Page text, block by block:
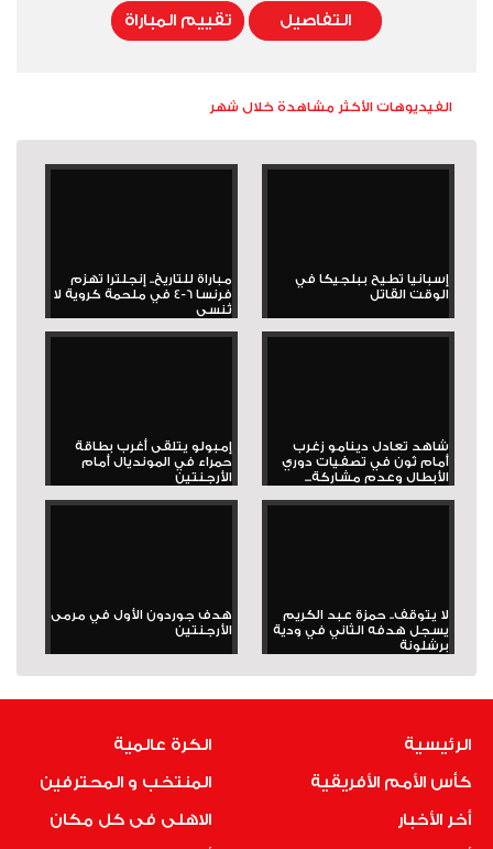
التفاصيل تقييم المباراة
الفيديوهات الأكثر مشاهدة خلال شهر
إسبانيا تطيح ببلجيكا في
الوقت القاتل
مباراة للتاريخ.. إنجلترا تهزم
فرنسا 6-4 في ملحمة كروية لا
تُنسى
شاهد تعادل دينامو زغرب
أمام ثون في تصفيات دوري
الأبطال وعدم مشاركة...
إمبولو يتلقى أغرب بطاقة
حمراء في المونديال أمام
الأرجنتين
لا يتوقف.. حمزة عبد الكريم
يسجل هدفه الثاني في ودية
برشلونة
هدف جوردون الأول في مرمى
الأرجنتين
الرئيسية
كأس الأمم الأفريقية
أخر الأخبار
الكرة عالمية
المنتخب و المحترفين
الاهلى فى كل مكان